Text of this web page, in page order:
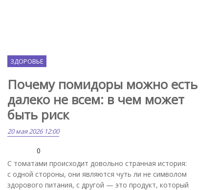
ЗДОРОВЬЕ
Почему помидоры можно есть
далеко не всем: в чем может
быть риск
20 мая 2026 12:00
0
С томатами происходит довольно странная история:
с одной стороны, они являются чуть ли не символом
здорового питания, с другой — это продукт, который